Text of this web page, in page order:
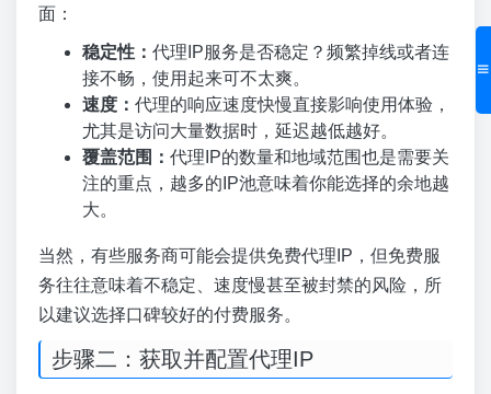
面：
稳定性： 代理IP服务是否稳定？频繁掉线或者连
接不畅，使用起来可不太爽。
速度： 代理的响应速度快慢直接影响使用体验，
尤其是访问大量数据时，延迟越低越好。
覆盖范围： 代理IP的数量和地域范围也是需要关
注的重点，越多的IP池意味着你能选择的余地越
大。
当然，有些服务商可能会提供免费代理IP，但免费服
务往往意味着不稳定、速度慢甚至被封禁的风险，所
以建议选择口碑较好的付费服务。
步骤二：获取并配置代理IP